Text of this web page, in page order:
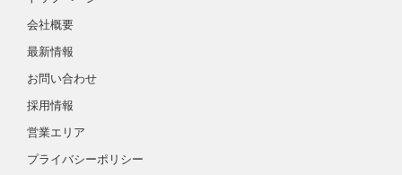
会社概要
最新情報
お問い合わせ
採用情報
営業エリア
プライバシーポリシー